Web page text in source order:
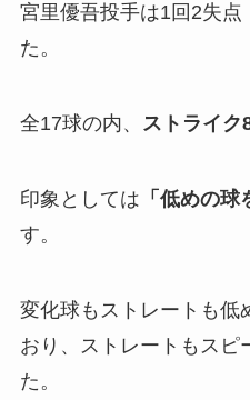
宮里優吾投手は1回2失点
た。
全17球の内、 ストライク
印象としては 「 低めの球
す。
変化球もストレートも低
おり、ストレートもスピ
た。